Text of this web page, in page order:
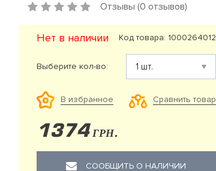
Отзывы (0 отзывов)
Нет в наличии Код товара: 1000264012
Выберите кол-во:
В избранное Сравнить товар
1374 ГРН.
СООБЩИТЬ О НАЛИЧИИ